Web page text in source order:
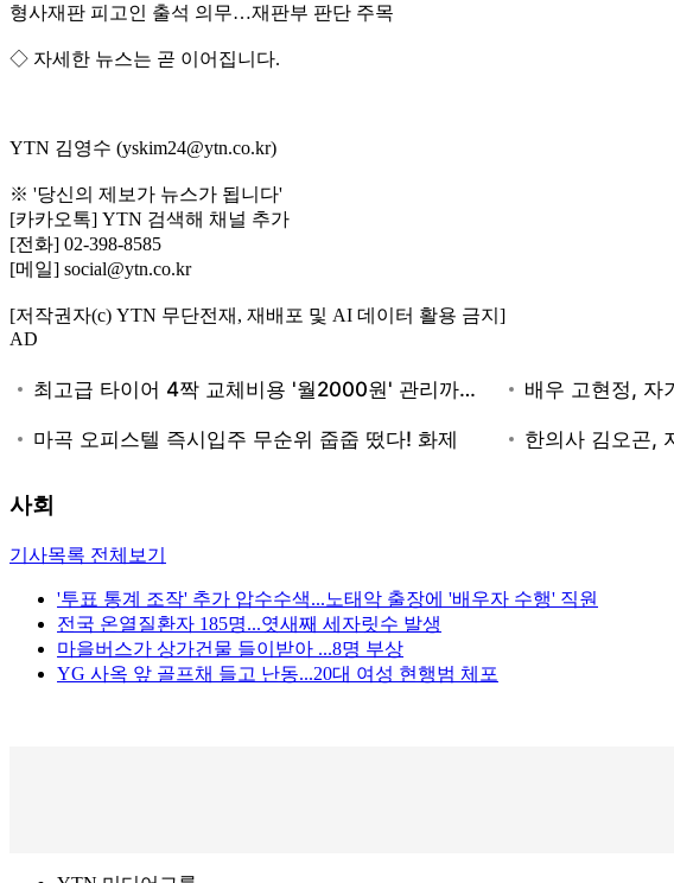
형사재판 피고인 출석 의무…재판부 판단 주목
◇ 자세한 뉴스는 곧 이어집니다.
YTN 김영수 (yskim24@ytn.co.kr)
※ '당신의 제보가 뉴스가 됩니다'
[카카오톡] YTN 검색해 채널 추가
[전화] 02-398-8585
[메일] social@ytn.co.kr
[저작권자(c) YTN 무단전재, 재배포 및 AI 데이터 활용 금지]
AD
사회
기사목록 전체보기
'투표 통계 조작' 추가 압수수색...노태악 출장에 '배우자 수행' 직원
전국 온열질환자 185명...엿새째 세자릿수 발생
마을버스가 상가건물 들이받아 ...8명 부상
YG 사옥 앞 골프채 들고 난동...20대 여성 현행범 체포